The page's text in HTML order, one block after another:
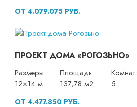
ОТ 4.079.075 РУБ.
ПРОЕКТ ДОМА «РОГОЗЬНО»
Размеры:
12×14 м
Площадь:
137,78 м2
Комнат:
5
ОТ 4.477.850 РУБ.